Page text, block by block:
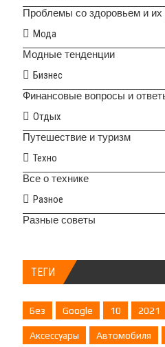
Проблемы со здоровьем и
Мода
Модные тенденции
Бизнес
Финансовые вопросы и
Отдых
Путешествие и туризм
Техно
Все о технике
Разное
Разные советы
ТЕГИ
Без Google 10 2021
Аксессуары Автомобиля